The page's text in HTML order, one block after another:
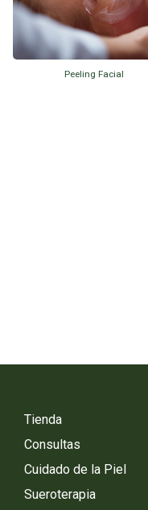
Peeling Facial
Tienda
Consultas
Cuidado de la Piel
Sueroterapia